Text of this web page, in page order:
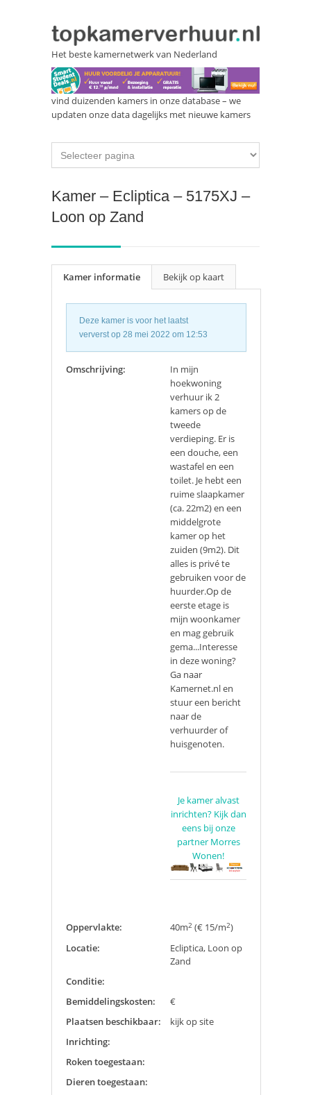
Het beste kamernetwerk van Nederland
vind duizenden kamers in onze database – we
updaten onze data dagelijks met nieuwe kamers
Kamer – Ecliptica – 5175XJ –
Loon op Zand
Kamer informatie Bekijk op kaart
Deze kamer is voor het laatst
ververst op 28 mei 2022 om 12:53
Omschrijving:
In mijn
hoekwoning
verhuur ik 2
kamers op de
tweede
verdieping. Er is
een douche, een
wastafel en een
toilet. Je hebt een
ruime slaapkamer
(ca. 22m2) en een
middelgrote
kamer op het
zuiden (9m2). Dit
alles is privé te
gebruiken voor de
huurder.Op de
eerste etage is
mijn woonkamer
en mag gebruik
gema...Interesse
in deze woning?
Ga naar
Kamernet.nl en
stuur een bericht
naar de
verhuurder of
huisgenoten.
Je kamer alvast
inrichten? Kijk dan
eens bij onze
partner Morres
Wonen!
Oppervlakte: 40m2 (€ 15/m2)
Locatie:
Ecliptica, Loon op
Zand
Conditie:
Bemiddelingskosten:
€
Plaatsen beschikbaar:
kijk op site
Inrichting:
Roken toegestaan:
Dieren toegestaan: